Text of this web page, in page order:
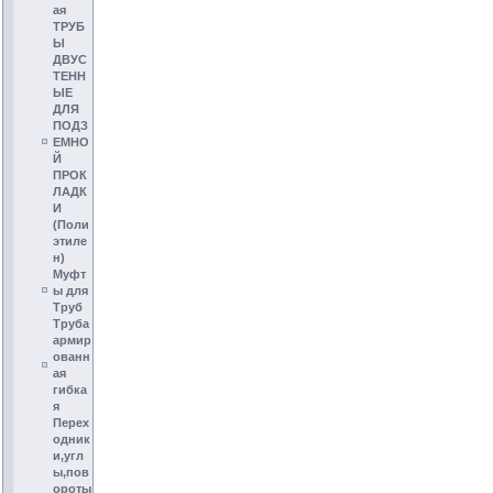
ая
ТРУБ
Ы
ДВУС
ТЕНН
ЫЕ
ДЛЯ
ПОДЗ
ЕМНО
Й
ПРОК
ЛАДК
И
(Поли
этиле
н)
Муфт
ы для
Труб
Труба
армир
ованн
ая
гибка
я
Перех
одник
и,угл
ы,пов
ороты